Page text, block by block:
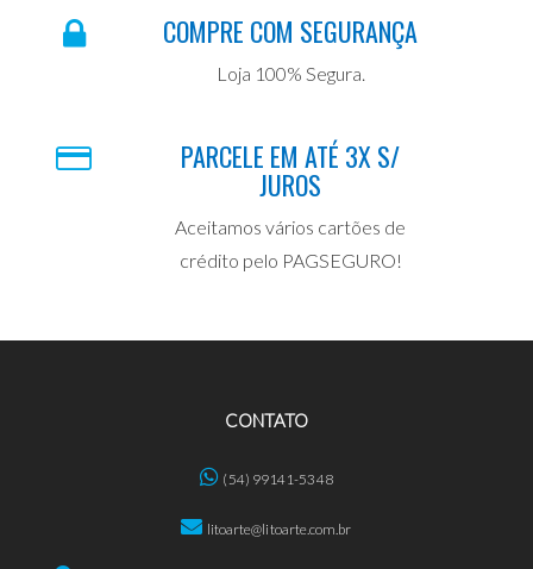
COMPRE COM SEGURANÇA
Loja 100% Segura.
PARCELE EM ATÉ 3X S/
JUROS
Aceitamos vários cartões de
crédito pelo PAGSEGURO!
CONTATO
(54) 99141-5348
litoarte@litoarte.com.br